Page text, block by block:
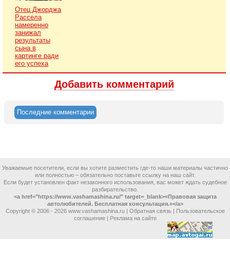
Отец Джорджа
Рассела
намеренно
занижал
результаты
сына в
картинге ради
его успеха
Добавить комментарий
Последние комментарии
Уважаемые посетители, если вы хотите разместить где-то наши материалы частично
или полностью – обязательно поставьте ссылку на наш сайт.
Если будет установлен факт незаконного использования, вас может ждать судебное
разбирательство.
<a href="https://www.vashamashina.ru/" target=_blank>«Правовая защита
автолюбителей. Бесплатная консультация.»</a>
Copyright © 2006 - 2026 www.vashamashina.ru | Обратная связь | Пользовательское
соглашение| Реклама на сайте